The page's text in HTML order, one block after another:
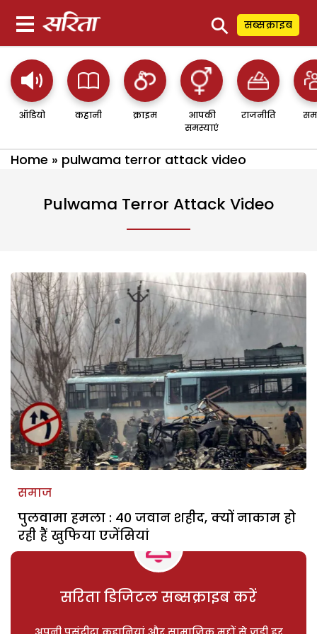
⚲ सब्सक्राइब
ऑडियो कहानी क्राइम
आपकी
समस्याएं
राजनीति
Home » pulwama terror attack video
Pulwama Terror Attack Video
समाज
पुलवामा हमला : 40 जवान शहीद, क्यों नाकाम हो
रही हैं खुफिया एजेंसियां
सरिता डिजिटल सब्सक्राइब करें